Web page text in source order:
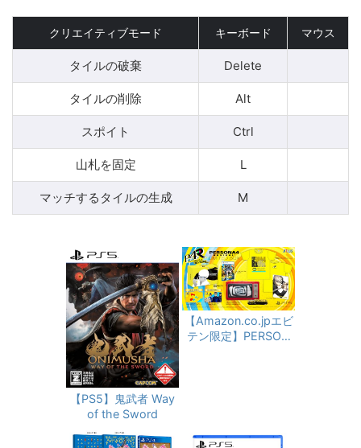
クリエイティブモード キーボード マウス
タイルの破棄 Delete
タイルの削除 Alt
スポイト Ctrl
山札を固定 L
マッチするタイルの生成 M
【PS5】鬼武者 Way
of the Sword
【Amazon.co.jpエビ
テン限定】PERSON